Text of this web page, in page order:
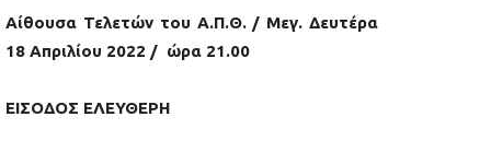
Αίθουσα Τελετών του Α.Π.Θ. / Μεγ. Δευτέρα
18 Απριλίου 2022 / ώρα 21.00
ΕΙΣΟΔΟΣ ΕΛΕΥΘΕΡΗ